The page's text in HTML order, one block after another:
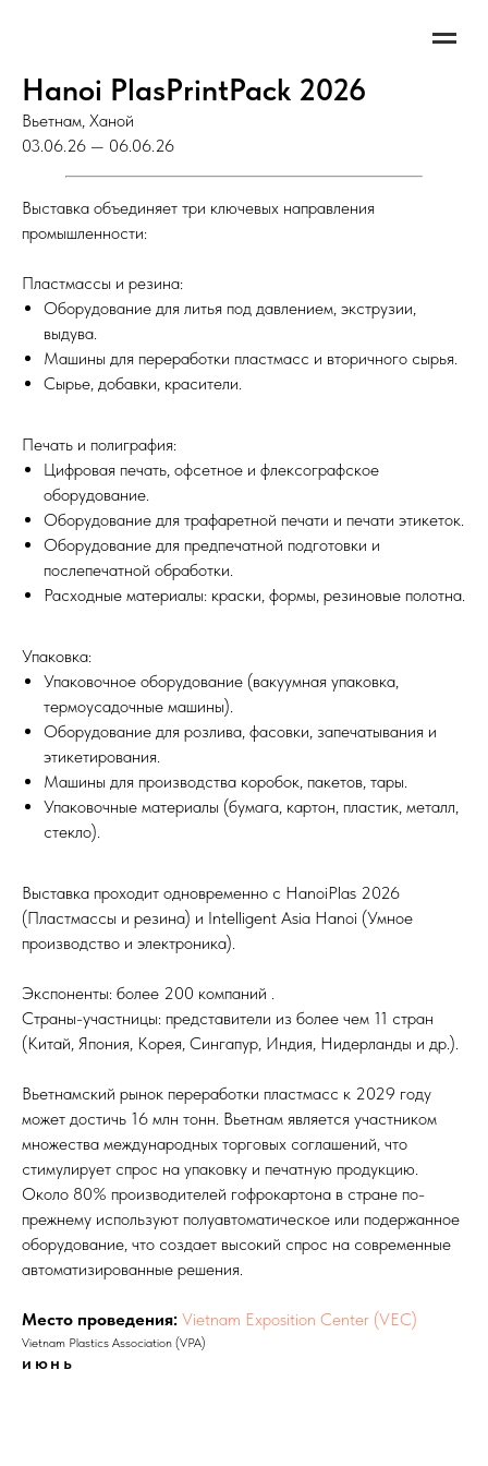
Hanoi PlasPrintPack 2026
Вьетнам, Ханой
03.06.26 — 06.06.26
Выставка объединяет три ключевых направления
промышленности:
Пластмассы и резина:
Оборудование для литья под давлением, экструзии,
выдува.
Машины для переработки пластмасс и вторичного сырья.
Сырье, добавки, красители.
Печать и полиграфия:
Цифровая печать, офсетное и флексографское
оборудование.
Оборудование для трафаретной печати и печати этикеток.
Оборудование для предпечатной подготовки и
послепечатной обработки.
Расходные материалы: краски, формы, резиновые полотна.
Упаковка:
Упаковочное оборудование (вакуумная упаковка,
термоусадочные машины).
Оборудование для розлива, фасовки, запечатывания и
этикетирования.
Машины для производства коробок, пакетов, тары.
Упаковочные материалы (бумага, картон, пластик, металл,
стекло).
Выставка проходит одновременно с HanoiPlas 2026
(Пластмассы и резина) и Intelligent Asia Hanoi (Умное
производство и электроника).
Экспоненты: более 200 компаний .
Страны-участницы: представители из более чем 11 стран
(Китай, Япония, Корея, Сингапур, Индия, Нидерланды и др.).
Вьетнамский рынок переработки пластмасс к 2029 году
может достичь 16 млн тонн. Вьетнам является участником
множества международных торговых соглашений, что
стимулирует спрос на упаковку и печатную продукцию.
Около 80% производителей гофрокартона в стране по-
прежнему используют полуавтоматическое или подержанное
оборудование, что создает высокий спрос на современные
автоматизированные решения.
Место проведения: Vietnam Exposition Center (VEC)
Vietnam Plastics Association (VPA)
июнь